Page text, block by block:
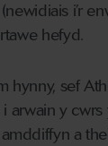
(newidiais i’r
hefyd.
hynny, sef
i arwain y
a